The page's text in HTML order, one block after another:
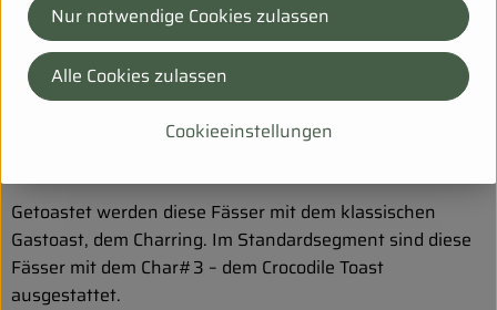
Original Whiskyfass, produziert in den USA bei
Independant Stave Company (ISC), einem
Tochterunternehmen von World Cooperage.
Hergestellt aus 18-Monate-luftgetrockneter
Getoastet werden diese Fässer mit dem klassischen
Gastoast, dem Charring. Im Standardsegment sind diese
Fässer mit dem Char#3 – dem Crocodile Toast
ausgestattet.
Cookieeinstellungen
Nur notwendige Cookies zulassen
Alle Cookies zulassen